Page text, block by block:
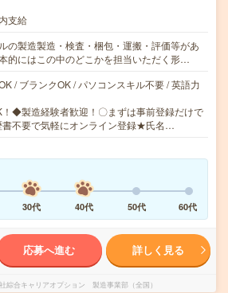
支給
の製造製造・検査・梱包・運搬・評価等があ
的にはこの中のどこかを担当いただく形…
/ ブランクOK / パソコンスキル不要 / 英語力
◆製造経験者歓迎！〇まずは事前登録だけで
書不要で気軽にオンライン登録★氏名…
30代 40代 50代 60代
応募へ進む 詳しく見る
綜合キャリアオプション 製造事業部（全国）